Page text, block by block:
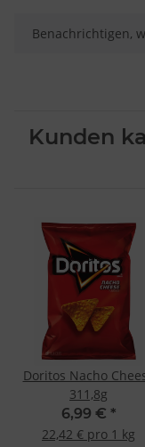
Benachrichtigen,
Kunden
Doritos Nacho
311,8g
6,99 € *
22,42 € pro 1 kg